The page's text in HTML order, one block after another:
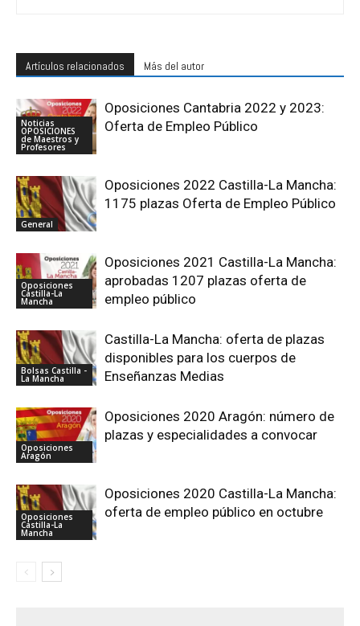
Artículos relacionados Más del autor
Noticias
OPOSICIONES
de Maestros y
Profesores
Oposiciones Cantabria 2022 y 2023:
Oferta de Empleo Público
General
Oposiciones 2022 Castilla-La Mancha:
1175 plazas Oferta de Empleo Público
Oposiciones
Castilla-La
Mancha
Oposiciones 2021 Castilla-La Mancha:
aprobadas 1207 plazas oferta de
empleo público
Bolsas Castilla -
La Mancha
Castilla-La Mancha: oferta de plazas
disponibles para los cuerpos de
Enseñanzas Medias
Oposiciones
Aragón
Oposiciones 2020 Aragón: número de
plazas y especialidades a convocar
Oposiciones
Castilla-La
Mancha
Oposiciones 2020 Castilla-La Mancha:
oferta de empleo público en octubre